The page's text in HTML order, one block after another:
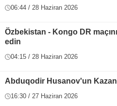
06:44 / 28 Haziran 2026
Özbekistan - Kongo DR
edin
04:15 / 28 Haziran 2026
Abduqodir Husanov'un
16:30 / 27 Haziran 2026